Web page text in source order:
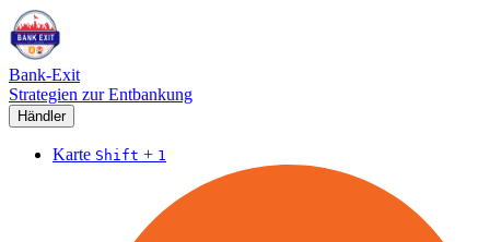
Bank-Exit
Strategien zur Entbankung
Händler
Karte Shift + 1